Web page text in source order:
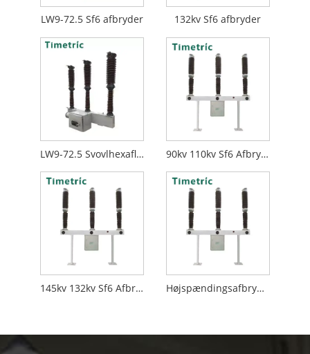
LW9-72.5 Sf6 afbryder 132kv Sf6 afbryder
LW9-72.5 Svovlhexafluorid-afbryder 90kv 110kv Sf6 Afbryder
145kv 132kv Sf6 Afbryder Højspændingsafbryder Sf6